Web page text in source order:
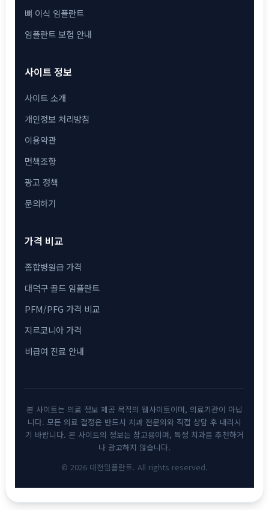
뼈 이식 임플란트
임플란트 보험 안내
사이트 정보
사이트 소개
개인정보 처리방침
이용약관
면책조항
광고 정책
문의하기
가격 비교
종합병원급 가격
대덕구 골드 임플란트
PFM/PFG 가격 비교
지르코니아 가격
비급여 진료 안내
본 사이트는 의료 정보 제공 목적의 웹사이트이며, 의료기관이 아닙
니다. 모든 의료 결정은 반드시 치과 전문의와 직접 상담 후 내리시
기 바랍니다. 본 사이트의 정보는 참고용이며, 특정 치과를 추천하거
나 광고하지 않습니다.
© 2026 대전임플란트. All rights reserved.